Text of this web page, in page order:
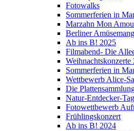
Fotowalks
Sommerferien in
Marzahn Mon
Berliner Amüsemang
Ab ins B! 2025
Filmabend- Die
Weihnachtskonzerte
Sommerferien in
Wettbewerb Alice-
Die
Natur-Entdecker-
Fotowettbewerb
Frühlingskonzert
Ab ins B! 2024